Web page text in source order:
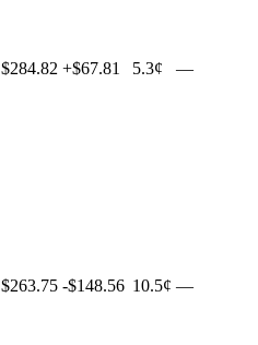
$284.82 +$67.81 5.3¢ —
$263.75 -$148.56 10.5¢ —